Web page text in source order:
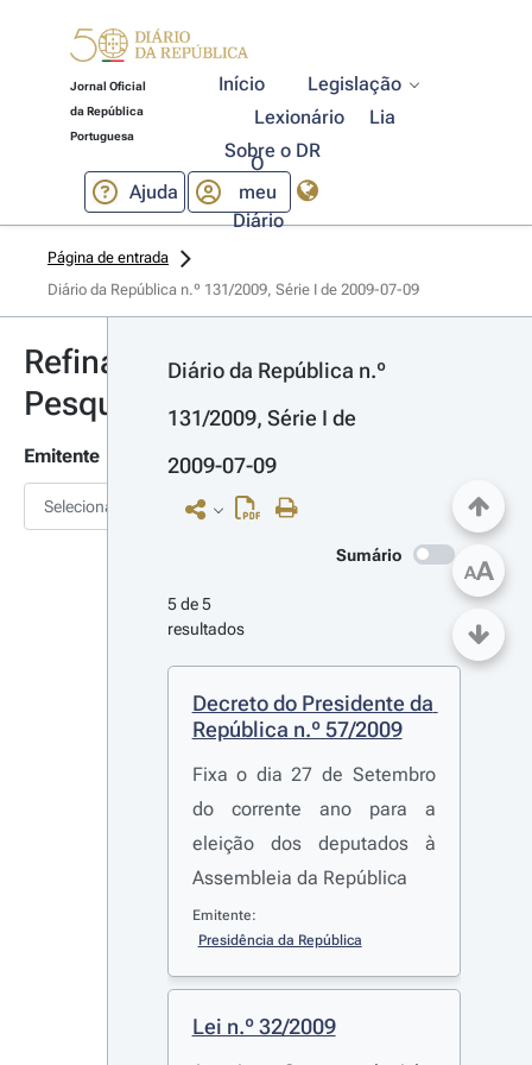
Jornal Oficial
da República
Portuguesa
Início
Legislação
Lexionário
Lia
Sobre o DR
Ajuda
O
meu
Diário
Página de entrada
Diário da República n.º 131/2009, Série I de 2009-07-09
Refinar
Pesquisa
Emitente
Selecionar
Diário da República n.º
131/2009, Série I de
2009-07-09
Sumário
5 de 5
resultados
Decreto do Presidente da
República n.º 57/2009
Fixa o dia 27 de Setembro
do corrente ano para a
eleição dos deputados à
Assembleia da República
Emitente:
Presidência da República
Lei n.º 32/2009
AA